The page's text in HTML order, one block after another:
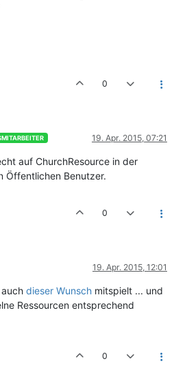
0
19. Apr. 2015, 07:21
auf ChurchResource in der
Öffentlichen Benutzer.
0
19. Apr. 2015, 12:01
dieser Wunsch mitspielt ... und
Ressourcen entsprechend
0